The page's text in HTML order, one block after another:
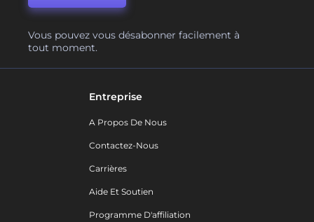
Vous pouvez vous désabonner facilement à
tout moment.
Entreprise
A Propos De Nous
Contactez-Nous
Carrières
Aide Et Soutien
Programme D'affiliation